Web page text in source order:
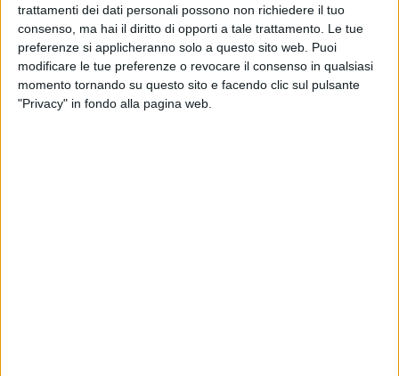
trattamenti dei dati personali possono non richiedere il tuo
consenso, ma hai il diritto di opporti a tale trattamento. Le tue
preferenze si applicheranno solo a questo sito web. Puoi
modificare le tue preferenze o revocare il consenso in qualsiasi
momento tornando su questo sito e facendo clic sul pulsante
"Privacy" in fondo alla pagina web.
RUVO - 23 MARZO 2018
In esclusiva il teaser del logo della visita del
Papa
RUVO - 23 MARZO 2018